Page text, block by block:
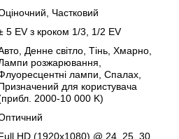
Частковий
5 EV з кроком 1/3, 1/2 EV
Денне світло, Тінь, Хмарно,
розжарювання,
лампи, Спалах,
для користувача
2000-10 000 K)
HD (1920x1080) @ 24, 25, 30